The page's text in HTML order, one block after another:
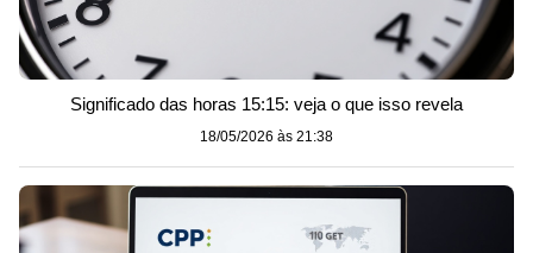
Significado das horas 15:15: veja o que isso revela
18/05/2026 às 21:38